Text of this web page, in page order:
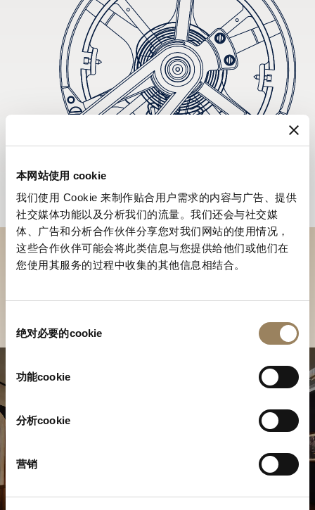
本网站使用 cookie
我们使用 Cookie 来制作贴合用户需求的内容与广告、提供
社交媒体功能以及分析我们的流量。我们还会与社交媒
体、广告和分析合作伙伴分享您对我们网站的使用情况，
这些合作伙伴可能会将此类信息与您提供给他们或他们在
您使用其服务的过程中收集的其他信息相结合。
绝对必要的cookie
功能cookie
分析cookie
营销
於專賣店探索品牌系列作品
尋找專賣店